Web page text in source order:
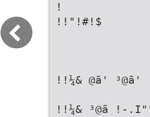
!
!!"!#!$
!!¼& @ã'
!!¼& ³@ã !-